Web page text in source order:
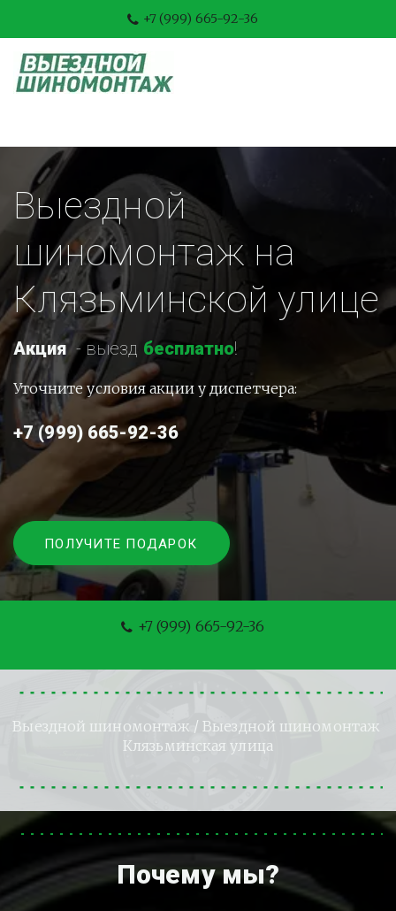
+7 (999) 665-92-36
Выездной
шиномонтаж на
Клязьминской улице
Акция - выезд бесплатно!
Уточните условия акции у диспетчера:
+7 (999) 665-92-36
ПОЛУЧИТЕ ПОДАРОК
+7 (999) 665-92-36
Выездной шиномонтаж / Выездной шиномонтаж
Клязьминская улица
Почему мы?